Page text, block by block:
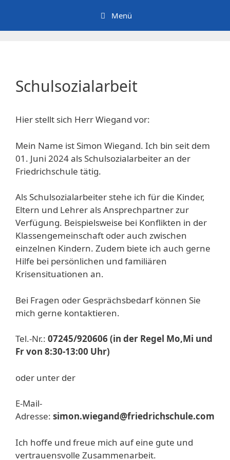
springen
Menü
Schulsozialarbeit
Hier stellt sich Herr Wiegand vor:
Mein Name ist Simon Wiegand. Ich bin seit dem
01. Juni 2024 als Schulsozialarbeiter an der
Friedrichschule tätig.
Als Schulsozialarbeiter stehe ich für die Kinder,
Eltern und Lehrer als Ansprechpartner zur
Verfügung. Beispielsweise bei Konflikten in der
Klassengemeinschaft oder auch zwischen
einzelnen Kindern. Zudem biete ich auch gerne
Hilfe bei persönlichen und familiären
Krisensituationen an.
Bei Fragen oder Gesprächsbedarf können Sie
mich gerne kontaktieren.
Tel.-Nr.: 07245/920606 (in der Regel Mo,Mi und
Fr von 8:30-13:00 Uhr)
oder unter der
E-Mail-
Adresse: simon.wiegand@friedrichschule.com
Ich hoffe und freue mich auf eine gute und
vertrauensvolle Zusammenarbeit.